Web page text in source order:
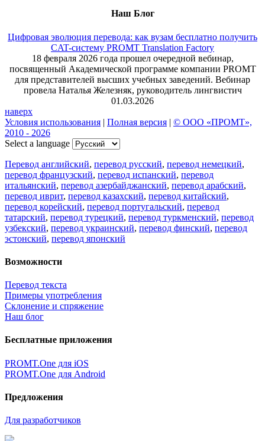
Наш Блог
Цифровая эволюция перевода: как вузам бесплатно получить
CAT-систему PROMT Translation Factory
18 февраля 2026 года прошел очередной вебинар,
посвященный Академической программе компании PROMT
для представителей высших учебных заведений. Вебинар
провела Наталья Железняк, руководитель лингвистич
01.03.2026
наверх
Условия использования | Полная версия | © ООО «ПРОМТ»,
2010 - 2026
Select a language
Перевод английский, перевод русский, перевод немецкий,
перевод французский, перевод испанский, перевод
итальянский, перевод азербайджанский, перевод арабский,
перевод иврит, перевод казахский, перевод китайский,
перевод корейский, перевод португальский, перевод
татарский, перевод турецкий, перевод туркменский, перевод
узбекский, перевод украинский, перевод финский, перевод
эстонский, перевод японский
Возможности
Перевод текста
Примеры употребления
Склонение и спряжение
Наш блог
Бесплатные приложения
PROMT.One для iOS
PROMT.One для Android
Предложения
Для разработчиков